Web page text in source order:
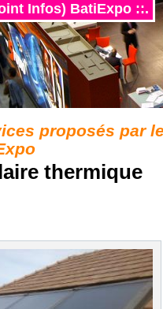
Infos) BatiExpo ::.
proposés par
thermique